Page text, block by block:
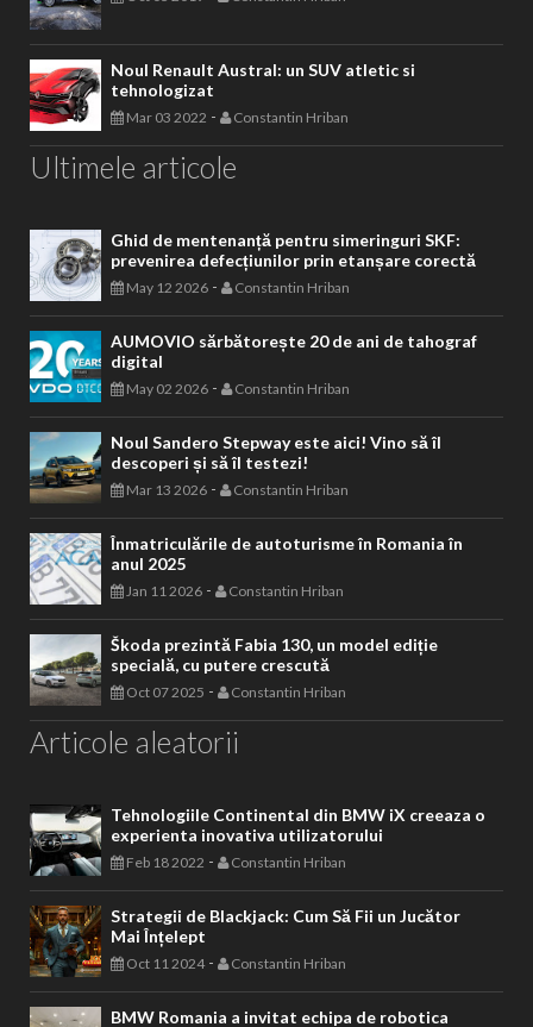
Noul Renault Austral: un SUV atletic si
tehnologizat
Mar 03 2022 - Constantin Hriban
Ultimele articole
Ghid de mentenanță pentru simeringuri SKF:
prevenirea defecțiunilor prin etanșare corectă
May 12 2026 - Constantin Hriban
AUMOVIO sărbătorește 20 de ani de tahograf
digital
May 02 2026 - Constantin Hriban
Noul Sandero Stepway este aici! Vino să îl
descoperi și să îl testezi!
Mar 13 2026 - Constantin Hriban
Înmatriculările de autoturisme în Romania în
anul 2025
Jan 11 2026 - Constantin Hriban
Škoda prezintă Fabia 130, un model ediție
specială, cu putere crescută
Oct 07 2025 - Constantin Hriban
Articole aleatorii
Tehnologiile Continental din BMW iX creeaza o
experienta inovativa utilizatorului
Feb 18 2022 - Constantin Hriban
Strategii de Blackjack: Cum Să Fii un Jucător
Mai Înțelept
Oct 11 2024- Constantin Hriban
BMW Romania a invitat echipa de robotica